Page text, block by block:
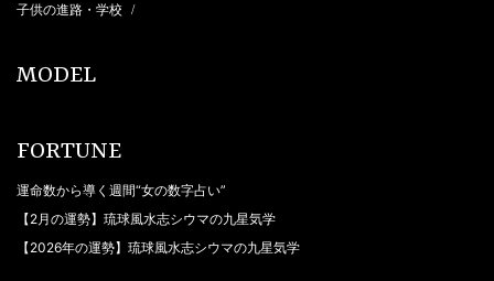
子供の進路・学校 /
MODEL
FORTUNE
運命数から導く週間“女の数字占い”
【2月の運勢】琉球風水志シウマの九星気学
【2026年の運勢】琉球風水志シウマの九星気学